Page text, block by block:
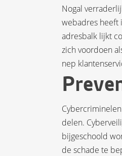
Nogal
webadres heeft
adresbalk lijkt
zich voordoen
nep
delen.
bijgeschoold
de schade te